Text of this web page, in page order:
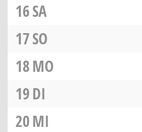
16SA
17SO
18MO
19DI
20MI